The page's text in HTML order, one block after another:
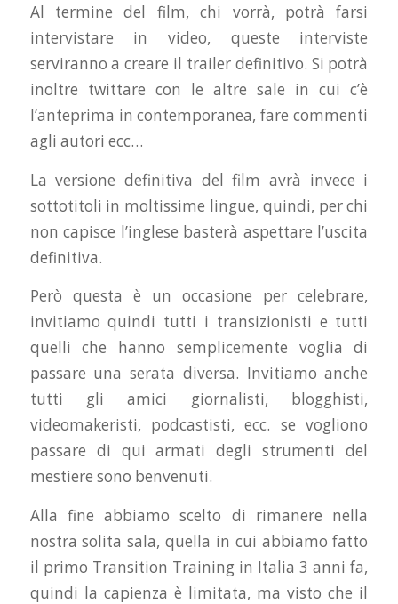
Al termine del film, chi vorrà, potrà farsi
intervistare in video, queste interviste
serviranno a creare il trailer definitivo. Si potrà
inoltre twittare con le altre sale in cui c’è
l’anteprima in contemporanea, fare commenti
agli autori ecc…
La versione definitiva del film avrà invece i
sottotitoli in moltissime lingue, quindi, per chi
non capisce l’inglese basterà aspettare l’uscita
definitiva.
Però questa è un occasione per celebrare,
invitiamo quindi tutti i transizionisti e tutti
quelli che hanno semplicemente voglia di
passare una serata diversa. Invitiamo anche
tutti gli amici giornalisti, blogghisti,
videomakeristi, podcastisti, ecc. se vogliono
passare di qui armati degli strumenti del
mestiere sono benvenuti.
Alla fine abbiamo scelto di rimanere nella
nostra solita sala, quella in cui abbiamo fatto
il primo Transition Training in Italia 3 anni fa,
quindi la capienza è limitata, ma visto che il